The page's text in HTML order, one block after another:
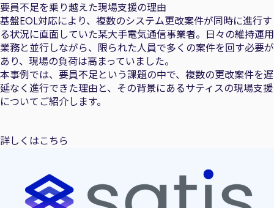
要員不足を乗り越えた現場支援の理由
基盤EOL対応により、複数のシステム更改案件が同時に進行す
る状況に直面していた某大手電気通信事業者。日々の維持運用
業務と並行しながら、限られた人員で多くの案件を回す必要が
あり、現場の負荷は高まっていました。
本事例では、要員不足という課題の中で、複数の更改案件を遅
延なく進行できた理由と、その背景にあるサティスの現場支援
についてご紹介します。
詳しくはこちら